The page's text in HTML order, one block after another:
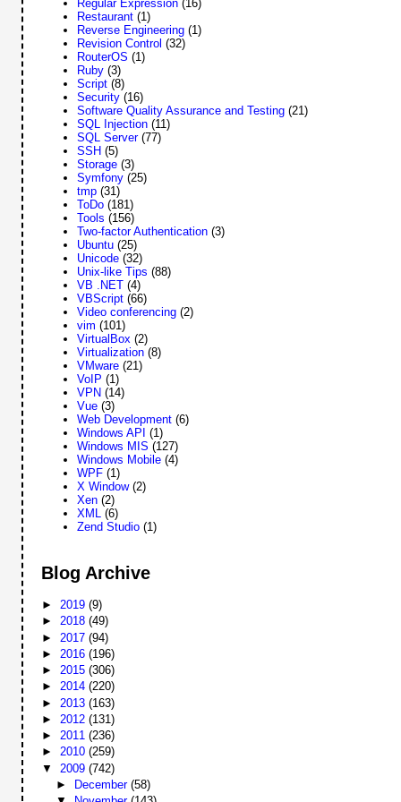
Regular Expression (16)
Restaurant (1)
Reverse Engineering (1)
Revision Control (32)
RouterOS (1)
Ruby (3)
Script (8)
Security (16)
Software Quality Assurance and Testing (21)
SQL Injection (11)
SQL Server (77)
SSH (5)
Storage (3)
Symfony (25)
tmp (31)
ToDo (181)
Tools (156)
Two-factor Authentication (3)
Ubuntu (25)
Unicode (32)
Unix-like Tips (88)
VB .NET (4)
VBScript (66)
Video conferencing (2)
vim (101)
VirtualBox (2)
Virtualization (8)
VMware (21)
VoIP (1)
VPN (14)
Vue (3)
Web Development (6)
Windows API (1)
Windows MIS (127)
Windows Mobile (4)
WPF (1)
X Window (2)
Xen (2)
XML (6)
Zend Studio (1)
Blog Archive
►2019(9)
►2018(49)
► 2017(94)
► 2016(196)
►2015(306)
►2014(220)
► 2013(163)
► 2012(131)
►2011(236)
►2010(259)
▼ 2009(742)
►
December (58)